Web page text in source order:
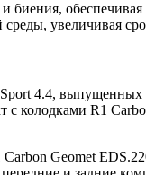
увеличивая
4.4,
R1
Carbon Geomet